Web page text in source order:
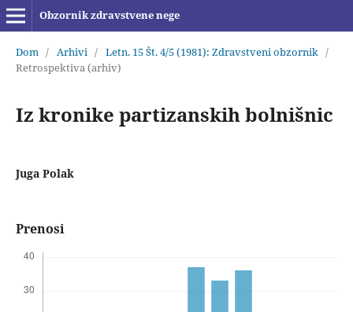
Obzornik zdravstvene nege
Dom / Arhivi / Letn. 15 Št. 4/5 (1981): Zdravstveni obzornik /
Retrospektiva (arhiv)
Iz kronike partizanskih bolnišnic
Juga Polak
Prenosi